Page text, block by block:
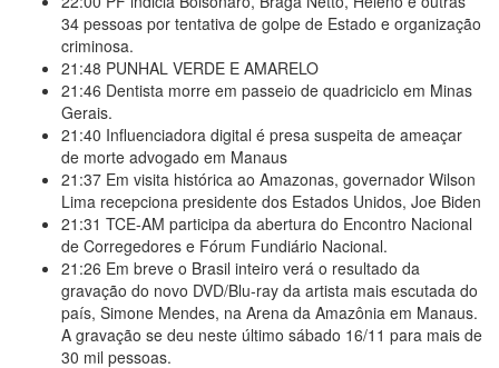
34 pessoas por tentativa de golpe de Estado e organização
criminosa.
21:48 PUNHAL VERDE E AMARELO
21:46 Dentista morre em passeio de quadriciclo em Minas
Gerais.
21:40 Influenciadora digital é presa suspeita de ameaçar
de morte advogado em Manaus
21:37 Em visita histórica ao Amazonas, governador Wilson
Lima recepciona presidente dos Estados Unidos, Joe Biden
21:31 TCE-AM participa da abertura do Encontro Nacional
de Corregedores e Fórum Fundiário Nacional.
21:26 Em breve o Brasil inteiro verá o resultado da
gravação do novo DVD/Blu-ray da artista mais escutada do
país, Simone Mendes, na Arena da Amazônia em Manaus.
A gravação se deu neste último sábado 16/11 para mais de
30 mil pessoas.